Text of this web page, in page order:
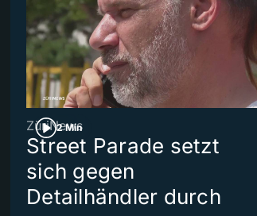
2 Min
ZüriNews
Street Parade setzt
sich gegen
Detailhändler durch